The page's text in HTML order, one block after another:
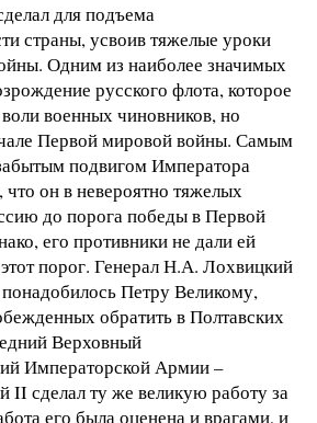
для подъема
страны, усвоив тяжелые уроки
Одним из наиболее значимых
русского флота, которое
военных чиновников, но
Первой мировой войны. Самым
подвигом Императора
он в невероятно тяжелых
до порога победы в Первой
его противники не дали ей
порог. Генерал Н.А. Лохвицкий
Петру Великому,
обратить в Полтавских
Верховный
Императорской Армии –
II сделал ту же великую работу за
его была оценена и врагами, и